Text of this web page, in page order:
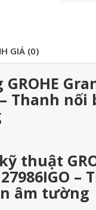
GIÁ (0)
Thanh nối
thuật
–
âm tường